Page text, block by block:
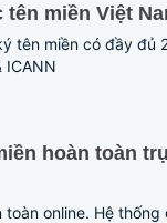
miền Việt
tên miền có đầy đủ
ICANN
hoàn toàn
online. Hệ thống